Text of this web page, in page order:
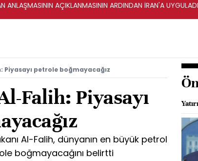
ANLAŞMASININ AÇIKLANMASININ ARDINDAN İRAN'A
Piyasayı petrole boğmayacağız
Falih: Piyasayı
Al-Falih, dünyanın en büyük petrol
boğmayacağını belirtti